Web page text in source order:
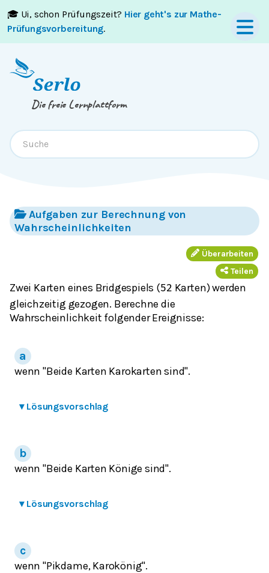
🎓 Ui, schon Prüfungszeit? Hier geht's zur Mathe-
Prüfungsvorbereitung.
Springe zumInhaltoderFooter
Die freie Lernplattform
Aufgaben zur Berechnung von
Wahrscheinlichkeiten
Überarbeiten
Teilen
Zwei Karten eines Bridgespiels (52 Karten) werden
gleichzeitig gezogen. Berechne die
Wahrscheinlichkeit folgender Ereignisse:
wenn "Beide Karten Karokarten sind".
▾ Lösungsvorschlag
wenn "Beide Karten Könige sind".
▾ Lösungsvorschlag
wenn "Pikdame, Karokönig".